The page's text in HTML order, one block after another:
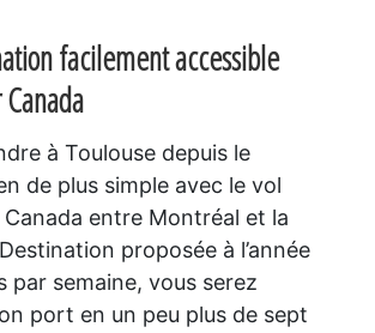
facilement accessible
à Toulouse depuis le
de plus simple avec le vol
Canada entre Montréal et la
proposée à l’année
par semaine, vous serez
port en un peu plus de sept